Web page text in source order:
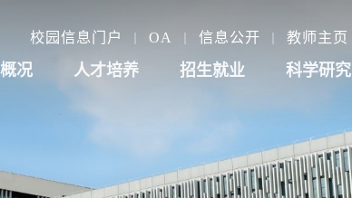
校园信息门户 OA 信息公开 教师主页
况 人才培养 招生就业 科学研究